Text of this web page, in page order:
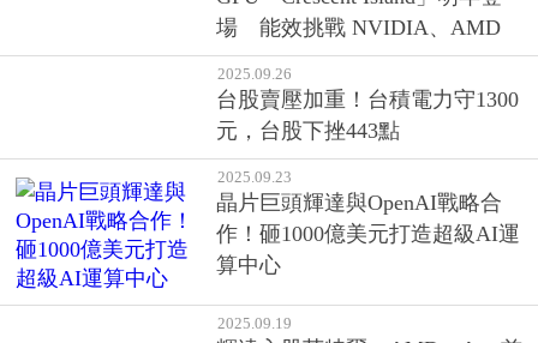
2025.09.26
台股賣壓加重！台積電力守1300
元，台股下挫443點
2025.09.23
晶片巨頭輝達與OpenAI戰略合
作！砸1000億美元打造超級AI運
算中心
2025.09.19
當其衝，台積電老神在在！專家